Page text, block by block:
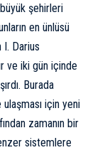
şehirleri
en ünlüsü
I. Darius
ve iki gün içinde
Burada
için yeni
zamanın bir
sistemlere